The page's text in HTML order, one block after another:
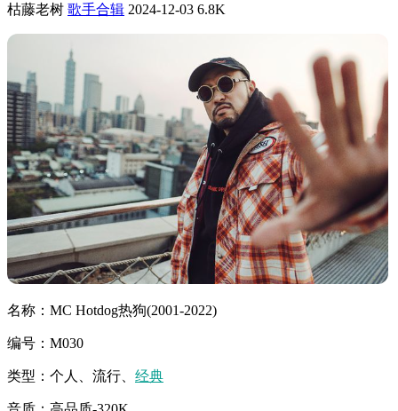
枯藤老树 歌手合辑 2024-12-03 6.8K
名称：MC Hotdog热狗(2001-2022)
编号：M030
类型：个人、流行、 经典